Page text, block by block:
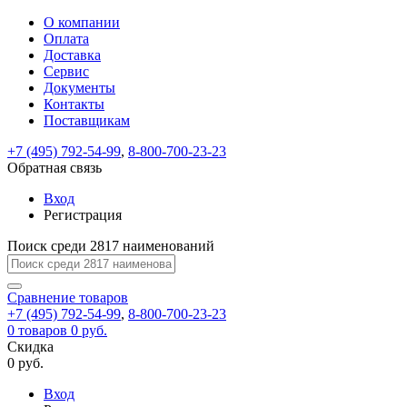
ВходРегистрация
Только
test@example.com
отправлена
по
ней
для
регистрации.
Ок
Только
Запомнить
меня
Забыли
Восстановление
пароля
Заполните
форму.
Мы
отправим
ссылку
на
указанный
электронный
адрес,
перейдя
по
которой
вы
новый
На
вашу
test@test.ru
отправлена
ссылка.
Перейдите
по
для
смены
пароля.
Введите
новый
пароль
Сменить
Пароль
успешно
Войти
Обратная
связь
Сообщение
пользовательского
соглашения
Ваше
сообщение
успешно
О компании
Оплата
Доставка
Сервис
Документы
Контакты
Поставщикам
+7 (495) 792-54-99, 8-800-700-23-23
Обратная связь
Вход
Регистрация
Поиск среди 2817 наименований
Сравнение товаров
+7 (495) 792-54-99, 8-800-700-23-23
0 товаров 0 руб.
Скидка
0 руб.
Вход